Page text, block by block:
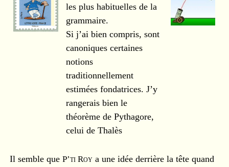
les plus habituelles de la
grammaire.
Si j’ai bien compris, sont
canoniques certaines
notions
traditionnellement
estimées fondatrices. J’y
rangerais bien le
théorème de Pythagore,
celui de Thalès
Il semble que P’ti Roya une idée derrière la tête quand